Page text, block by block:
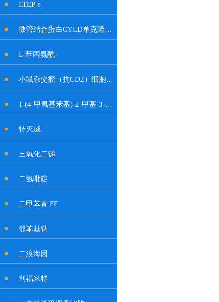
LTEP-s
微管结合蛋白CYLD单克隆抗体
L-苯丙氨酰-
小鼠杂交瘤（抗CD2）细胞OKT11
1-(4-甲氧基苯基)-2-甲基-3-硝基-1H-吲哚-6-醇
特灭威
三氧化二锑
二氢吡啶
二甲苯青 FF
邻苯基钠
二溴海因
利福米特